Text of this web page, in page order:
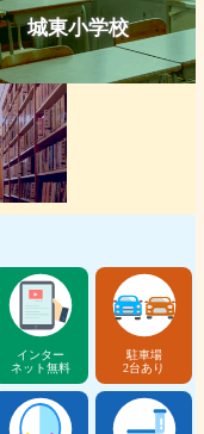
城東小学校
インター
ネット無料
駐車場
2台あり